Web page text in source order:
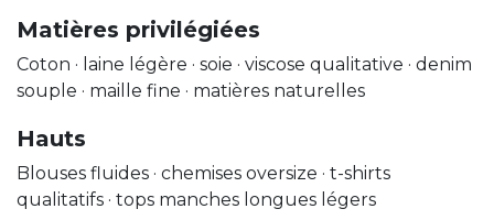
Matières privilégiées
Coton · laine légère · soie · viscose qualitative · denim
souple · maille fine · matières naturelles
Hauts
Blouses fluides · chemises oversize · t-shirts
qualitatifs · tops manches longues légers